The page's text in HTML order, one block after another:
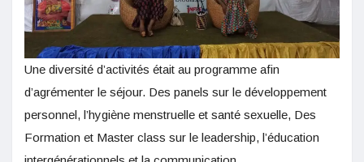
Une diversité d’activités était au programme afin
d’agrémenter le séjour. Des panels sur le développement
personnel, l’hygiène menstruelle et santé sexuelle, Des
Formation et Master class sur le leadership, l’éducation